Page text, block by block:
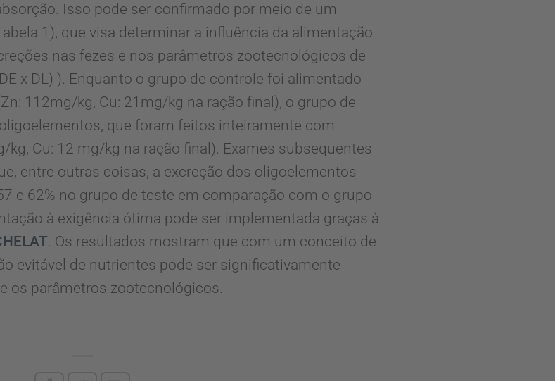
Isso pode ser confirmado por meio de um
1), que visa determinar a influência da alimentação
nas fezes e nos parâmetros zootecnológicos de
x DL) ). Enquanto o grupo de controle foi alimentado
112mg/kg, Cu: 21mg/kg na ração final), o grupo de
que foram feitos inteiramente com
kg, Cu: 12 mg/kg na ração final). Exames subsequentes
entre outras coisas, a excreção dos oligoelementos
e 62% no grupo de teste em comparação com o grupo
à exigência ótima pode ser implementada graças à
. Os resultados mostram que com um conceito de
evitável de nutrientes pode ser significativamente
os parâmetros zootecnológicos.